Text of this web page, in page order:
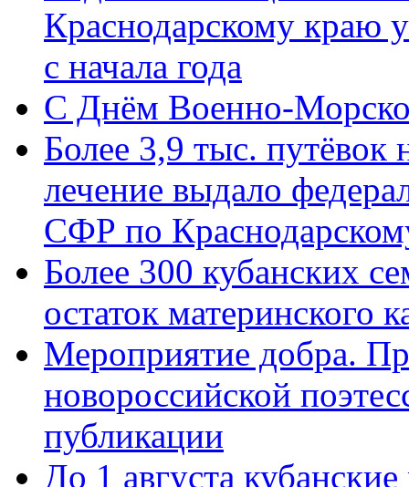
Краснодарскому краю
с начала года
C Днём Военно-
Более 3,9 тыс. путёвок
лечение выдало
СФР по
Более 300 кубанских
остаток материнского
Мероприятие добра.
новороссийской
публикации
До 1 августа